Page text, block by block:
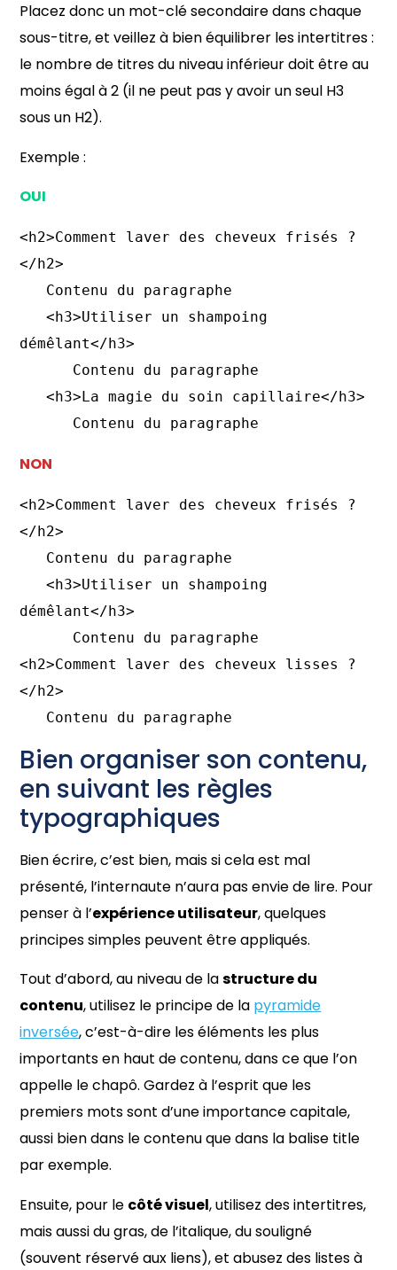
Placez donc un mot-clé secondaire dans chaque
sous-titre, et veillez à bien équilibrer les intertitres :
le nombre de titres du niveau inférieur doit être au
moins égal à 2 (il ne peut pas y avoir un seul H3
sous un H2).
Exemple :
OUI
<h2>Comment laver des cheveux frisés ?
</h2>
   <h3>Utiliser un shampoing
démêlant</h3>
   <h3>La magie du soin capillaire</h3>
      Contenu du paragraphe
NON
<h2>Comment laver des cheveux frisés ?
</h2>
   <h3>Utiliser un shampoing
démêlant</h3>
<h2>Comment laver des cheveux lisses ?
</h2>
   Contenu du paragraphe
Bien organiser son contenu,
en suivant les règles
typographiques
Bien écrire, c’est bien, mais si cela est mal
présenté, l’internaute n’aura pas envie de lire. Pour
penser à l’expérience utilisateur, quelques
principes simples peuvent être appliqués.
Tout d’abord, au niveau de lastructure du
contenu, utilisez le principe de la pyramide
inversée, c’est-à-dire les éléments les plus
importants en haut de contenu, dans ce que l’on
appelle le chapô. Gardez à l’esprit que les
premiers mots sont d’une importance capitale,
aussi bien dans le contenu que dans la balise title
par exemple.
Ensuite, pour le côté visuel, utilisez des intertitres,
mais aussi du gras, de l’italique, du souligné
(souvent réservé aux liens), et abusez des listes à